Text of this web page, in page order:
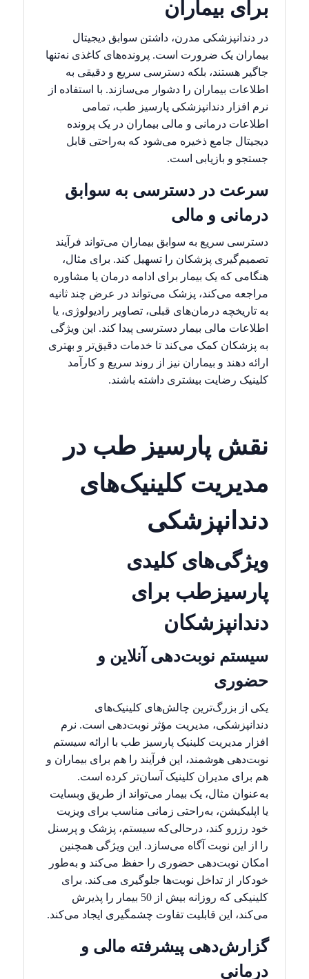
برای بیماران
در دندانپزشکی مدرن، داشتن سوابق دیجیتال
بیماران یک ضرورت است. پرونده‌های کاغذی نه‌تنها
جاگیر هستند، بلکه دسترسی سریع و دقیقی به
اطلاعات بیماران را دشوار می‌سازند. با استفاده از
نرم افزار دندانپزشکی پارسیز طب، تمامی
اطلاعات درمانی و مالی بیماران در یک پرونده
دیجیتال جامع ذخیره می‌شود که به‌راحتی قابل
جستجو و بازیابی است.
سرعت در دسترسی به سوابق
درمانی و مالی
دسترسی سریع به سوابق بیماران می‌تواند فرآیند
تصمیم‌گیری پزشکان را تسهیل کند. برای مثال،
هنگامی که یک بیمار برای ادامه درمان یا مشاوره
مراجعه می‌کند، پزشک می‌تواند در عرض چند ثانیه
به تاریخچه درمان‌های قبلی، تصاویر رادیولوژی، یا
اطلاعات مالی بیمار دسترسی پیدا کند. این ویژگی
به پزشکان کمک می‌کند تا خدمات دقیق‌تر و بهتری
ارائه دهند و بیماران نیز از روند سریع و کارآمد
کلینیک رضایت بیشتری داشته باشند.
نقش پارسیز طب در
مدیریت کلینیک‌های
دندانپزشکی
ویژگی‌های کلیدی
پارسیزطب برای
دندانپزشکان
سیستم نوبت‌دهی آنلاین و
حضوری
یکی از بزرگ‌ترین چالش‌های کلینیک‌های
دندانپزشکی، مدیریت مؤثر نوبت‌دهی است. نرم
افزار مدیریت کلینیک پارسیز طب با ارائه سیستم
نوبت‌دهی هوشمند، این فرآیند را هم برای بیماران و
هم برای مدیران کلینیک آسان‌تر کرده است.
به‌عنوان مثال، یک بیمار می‌تواند از طریق وبسایت
یا اپلیکیشن، به‌راحتی زمانی مناسب برای ویزیت
خود رزرو کند، درحالی‌که سیستم، پزشک و پرسنل
را از این نوبت آگاه می‌سازد. این ویژگی همچنین
امکان نوبت‌دهی حضوری را حفظ می‌کند و به‌طور
خودکار از تداخل نوبت‌ها جلوگیری می‌کند. برای
کلینیکی که روزانه بیش از 50 بیمار را پذیرش
می‌کند، این قابلیت تفاوت چشمگیری ایجاد می‌کند.
گزارش‌دهی پیشرفته مالی و
درمانی